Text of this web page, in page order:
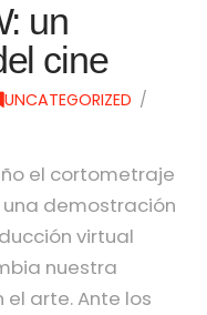
un
cine
UNCATEGORIZED
el cortometraje
una demostración
virtual
nuestra
arte. Ante los